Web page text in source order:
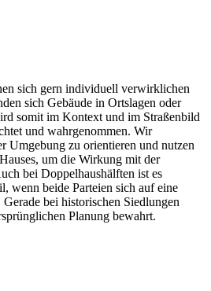
sich gern individuell verwirklichen
sich Gebäude in Ortslagen oder
somit im Kontext und im Straßenbild
und wahrgenommen. Wir
Umgebung zu orientieren und nutzen
um die Wirkung mit der
bei Doppelhaushälften ist es
wenn beide Parteien sich auf eine
bei historischen Siedlungen
Planung bewahrt.